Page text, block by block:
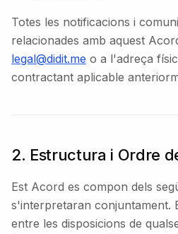
Totes les notificacions i
relacionades amb aquest
legal@didit.me o a l'adreça
contractant aplicable
2. Estructura i Ordre
Est Acord es compon dels
s'interpretaran conjuntament.
entre les disposicions de